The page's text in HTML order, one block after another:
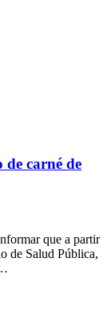
carné de
que a partir
de Salud Pública,